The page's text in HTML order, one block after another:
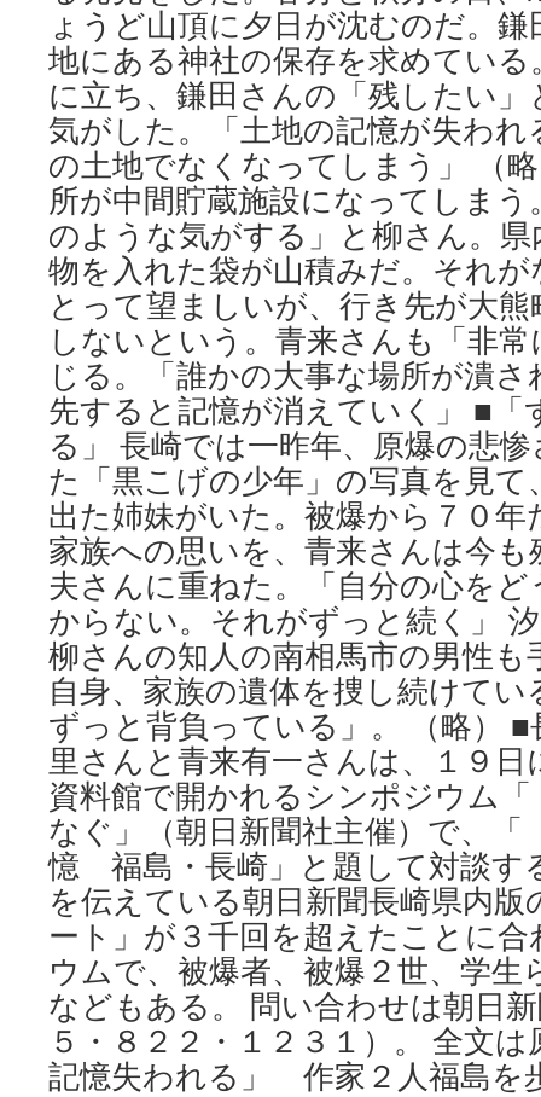
ょうど山頂に夕日が沈むのだ。
地にある神社の保存を求めてい
に立ち、鎌田さんの「残したい
気がした。「土地の記憶が失わ
の土地でなくなってしまう」 （
所が中間貯蔵施設になってしま
のような気がする」と柳さん。
物を入れた袋が山積みだ。それ
とって望ましいが、行き先が大
しないという。青来さんも「非
じる。「誰かの大事な場所が潰
先すると記憶が消えていく」 ■「
る」 長崎では一昨年、原爆の悲
た「黒こげの少年」の写真を見
出た姉妹がいた。被爆から７０
家族への思いを、青来さんは今
夫さんに重ねた。「自分の心を
からない。それがずっと続く」
柳さんの知人の南相馬市の男性も
自身、家族の遺体を捜し続けて
ずっと背負っている」。 （略）
里さんと青来有一さんは、１９日
資料館で開かれるシンポジウム
なぐ」（朝日新聞社主催）で、「
憶 福島・長崎」と題して対談す
を伝えている朝日新聞長崎県内
ート」が３千回を超えたことに
ウムで、被爆者、被爆２世、学
などもある。 問い合わせは朝日
５・８２２・１２３１）。 全文
記憶失われる」 作家２人福島を